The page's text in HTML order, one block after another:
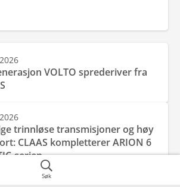
Søk
VOLTO sprederiver fra
trinnløse transmisjoner og høy
CLAAS kompletterer ARION 6
serien